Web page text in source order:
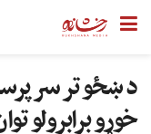
د ښځو تر
خوړو برابرولو